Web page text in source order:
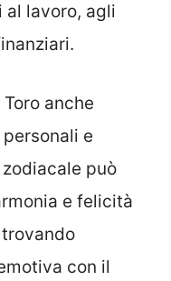
lavoro, agli
anche
e
zodiacale può
e felicità
con il